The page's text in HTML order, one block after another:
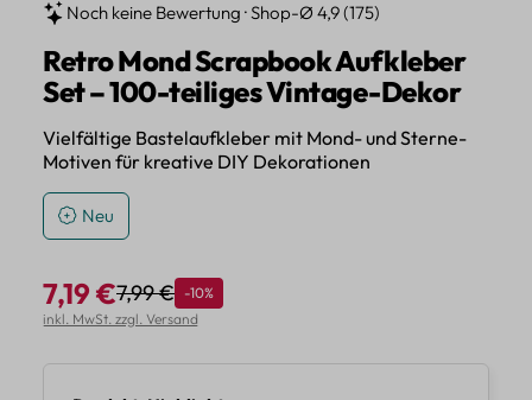
Noch keine Bewertung · Shop-Ø 4,9 (175)
Retro Mond Scrapbook Aufkleber
Set – 100-teiliges Vintage-Dekor
Vielfältige Bastelaufkleber mit Mond- und Sterne-
Motiven für kreative DIY Dekorationen
Neu
Verkaufspreis:
7,19 €Regulärer Preis:
7,99 € Rabatt
-10%
inkl. MwSt. zzgl. Versand